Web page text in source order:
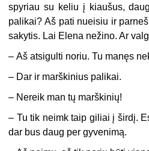
spyriau su keliu į kiaušus,
palikai? Aš pati nueisiu ir
sakytis. Lai Elena nežino. Ar
–Aš atsigulti noriu. Tu manęs
– Dar ir marškinius palikai.
– Nereik man tų marškinių!
– Tu tik neimk taip giliai į širdį.
dar bus daug per gyvenimą.